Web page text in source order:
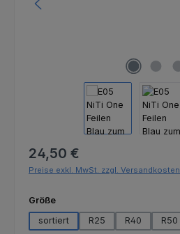
Regulärer Preis:
24,50 €
Preise exkl. MwSt. zzgl. Versandkosten
Größeauswählen
sortiert
R25 R40 R50